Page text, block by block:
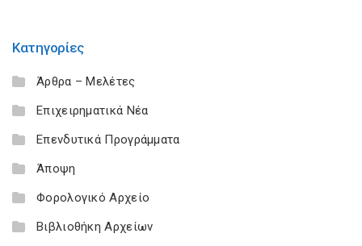
Κατηγορίες
Άρθρα – Μελέτες
Επιχειρηματικά Νέα
Επενδυτικά Προγράμματα
Άποψη
Φορολογικό Αρχείο
Βιβλιοθήκη Αρχείων